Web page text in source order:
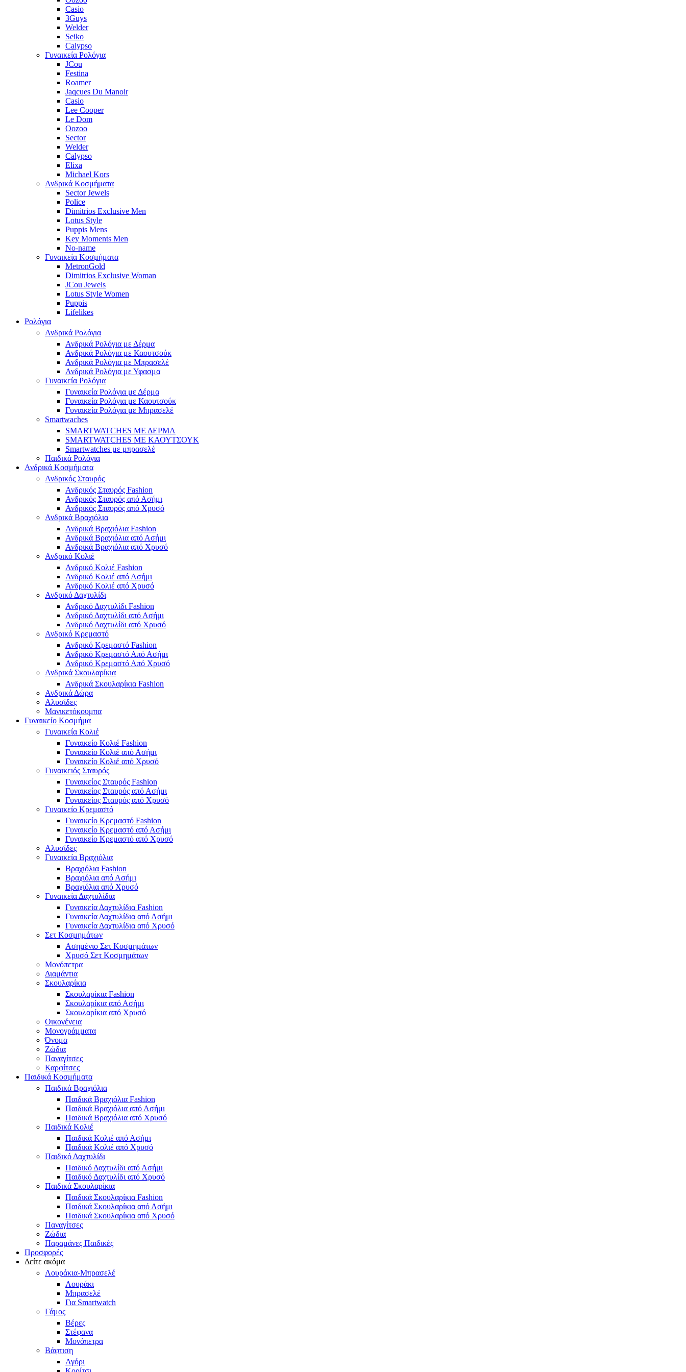
Casio
3Guys
Welder
Seiko
Calypso
Γυναικεία Ρολόγια
JCou
Festina
Roamer
Jaqcues Du Manoir
Casio
Lee Cooper
Le Dom
Oozoo
Sector
Welder
Calypso
Elixa
Michael Kors
Ανδρικά Κοσμήματα
Sector Jewels
Police
Dimitrios Exclusive Men
Lotus Style
Puppis Mens
Key Moments Men
No-name
Γυναικεία Κοσμήματα
MetronGold
Dimitrios Exclusive Woman
JCou Jewels
Lotus Style Women
Puppis
Lifelikes
Ρολόγια
Ανδρικά Ρολόγια
Ανδρικά Ρολόγια με Δέρμα
Ανδρικά Ρολόγια με Καουτσούκ
Ανδρικά Ρολόγια με Μπρασελέ
Ανδρικά Ρολόγια με Υφασμα
Γυναικεία Ρολόγια
Γυναικεία Ρολόγια με Δέρμα
Γυναικεία Ρολόγια με Καουτσούκ
Γυναικεία Ρολόγια με Μπρασελέ
Smartwaches
SMARTWATCHES ΜΕ ΔΕΡΜΑ
SMARTWATCHES ΜΕ ΚΑΟΥΤΣΟΥΚ
Smartwatches με μπρασελέ
Παιδικά Ρολόγια
Ανδρικά Κοσμήματα
Ανδρικός Σταυρός
Ανδρικός Σταυρός Fashion
Ανδρικός Σταυρός από Ασήμι
Ανδρικός Σταυρός από Χρυσό
Ανδρικά Βραχιόλια
Ανδρικά Βραχιόλια Fashion
Ανδρικά Βραχιόλια από Ασήμι
Ανδρικά Βραχιόλια από Χρυσό
Ανδρικό Κολιέ
Ανδρικό Κολιέ Fashion
Ανδρικό Κολιέ από Ασήμι
Ανδρικό Κολιέ από Χρυσό
Ανδρικό Δαχτυλίδι
Ανδρικό Δαχτυλίδι Fashion
Ανδρικό Δαχτυλίδι από Ασήμι
Ανδρικό Δαχτυλίδι από Χρυσό
Ανδρικό Κρεμαστό
Ανδρικό Κρεμαστό Fashion
Ανδρικό Κρεμαστό Από Ασήμι
Ανδρικό Κρεμαστό Από Χρυσό
Ανδρικά Σκουλαρίκια
Ανδρικά Σκουλαρίκια Fashion
Ανδρικά Δώρα
Αλυσίδες
Μανικετόκουμπα
Γυναικείο Κοσμήμα
Γυναικεία Κολιέ
Γυναικείο Κολιέ Fashion
Γυναικείο Κολιέ από Ασήμι
Γυναικείο Κολιέ από Χρυσό
Γυναικειός Σταυρός
Γυναικείος Σταυρός Fashion
Γυναικείος Σταυρός από Ασήμι
Γυναικείος Σταυρός από Χρυσό
Γυναικείο Κρεμαστό
Γυναικείο Κρεμαστό Fashion
Γυναικείο Κρεμαστό από Ασήμι
Γυναικείο Κρεμαστό από Χρυσό
Αλυσίδες
Γυναικεία Βραχιόλια
Βραχιόλια Fashion
Βραχιόλια από Ασήμι
Βραχιόλια από Χρυσό
Γυναικεία Δαχτυλίδια
Γυναικεία Δαχτυλίδια Fashion
Γυναικεία Δαχτυλίδια από Ασήμι
Γυναικεία Δαχτυλίδια από Χρυσό
Σετ Κοσμημάτων
Ασημένιο Σετ Κοσμημάτων
Χρυσό Σετ Κοσμημάτων
Μονόπετρα
Διαμάντια
Σκουλαρίκια
Σκουλαρίκια Fashion
Σκουλαρίκια από Ασήμι
Σκουλαρίκια από Χρυσό
Οικογένεια
Μονογράμματα
Όνομα
Ζώδια
Παναγίτσες
Καρφίτσες
Παιδικά Κοσμήματα
Παιδικά Βραχιόλια
Παιδικά Βραχιόλια Fashion
Παιδικά Βραχιόλια από Ασήμι
Παιδικά Βραχιόλια από Χρυσό
Παιδικά Κολιέ
Παιδικά Κολιέ από Ασήμι
Παιδικά Κολιέ από Χρυσό
Παιδικό Δαχτυλίδι
Παιδικό Δαχτυλίδι από Ασήμι
Παιδικό Δαχτυλίδι από Χρυσό
Παιδικά Σκουλαρίκια
Παιδικά Σκουλαρίκια Fashion
Παιδικά Σκουλαρίκια από Ασήμι
Παιδικά Σκουλαρίκια από Χρυσό
Παναγίτσες
Ζώδια
Παραμάνες Παιδικές
Προσφορές
Δείτε ακόμα
Λουράκια-Μπρασελέ
Λουράκι
Μπρασελέ
Για Smartwatch
Γάμος
Βέρες
Στέφανα
Μονόπετρα
Βάφτιση
Αγόρι